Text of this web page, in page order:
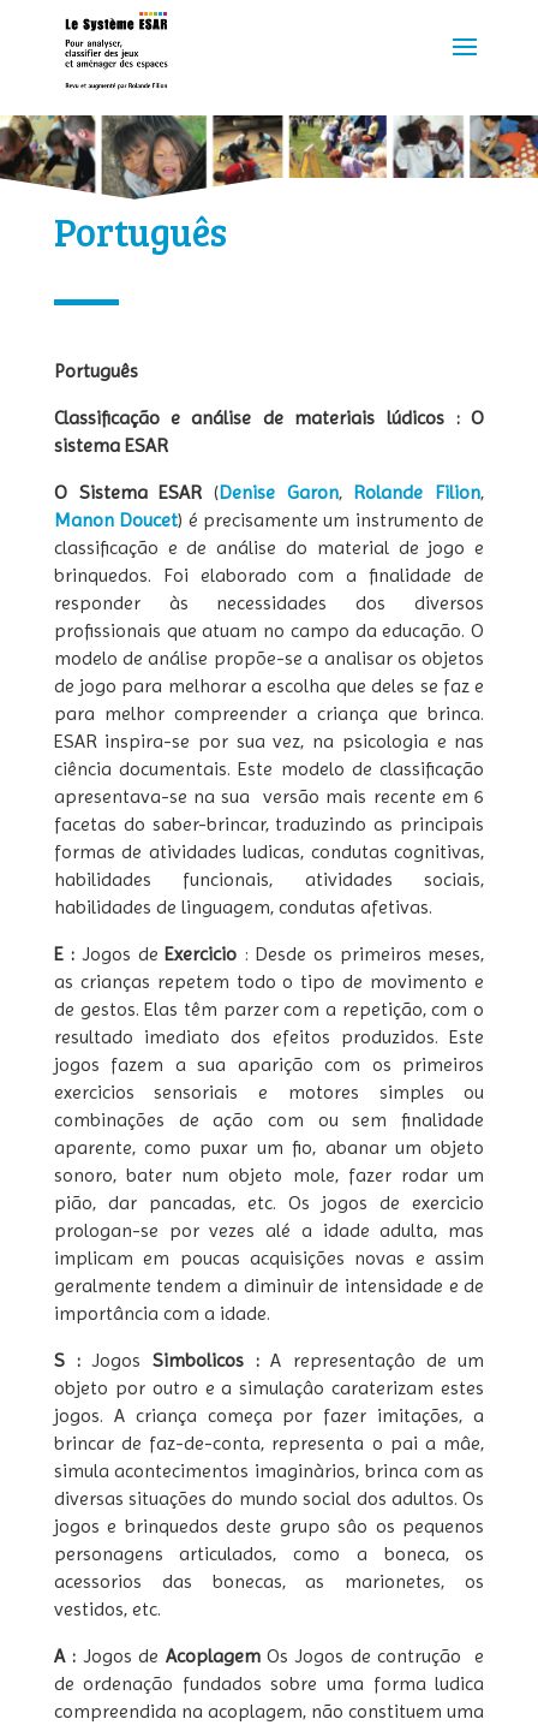
Português
Português
Classificação e análise de materiais lúdicos : O
sistema ESAR
O Sistema ESAR (Denise Garon, Rolande Filion,
Manon Doucet) é precisamente um instrumento de
classificação e de análise do material de jogo e
brinquedos. Foi elaborado com a finalidade de
responder às necessidades dos diversos
profissionais que atuam no campo da educação. O
modelo de análise propõe-se a analisar os objetos
de jogo para melhorar a escolha que deles se faz e
para melhor compreender a criança que brinca.
ESAR inspira-se por sua vez, na psicologia e nas
ciência documentais. Este modelo de classificação
apresentava-se na sua versão mais recente em 6
facetas do saber-brincar, traduzindo as principais
formas de atividades ludicas, condutas cognitivas,
habilidades funcionais, atividades sociais,
habilidades de linguagem, condutas afetivas.
E : Jogos deExercicio : Desde os primeiros meses,
as crianças repetem todo o tipo de movimento e
de gestos. Elas têm parzer com a repetição, com o
resultado imediato dos efeitos produzidos. Este
jogos fazem a sua aparição com os primeiros
exercicios sensoriais e motores simples ou
combinações de ação com ou sem finalidade
aparente, como puxar um fio, abanar um objeto
sonoro, bater num objeto mole, fazer rodar um
pião, dar pancadas, etc. Os jogos de exercicio
prologan-se por vezes alé a idade adulta, mas
implicam em poucas acquisições novas e assim
geralmente tendem a diminuir de intensidade e de
importância com a idade.
S :Jogos Simbolicos : A representaçâo de um
objeto por outro e a simulaçâo caraterizam estes
jogos. A criança começa por fazer imitações, a
brincar de faz-de-conta, representa o pai a mâe,
simula acontecimentos imaginàrios, brinca com as
diversas situações do mundo social dos adultos. Os
jogos e brinquedos deste grupo sâo os pequenos
personagens articulados, como a boneca, os
acessorios das bonecas, as marionetes, os
vestidos, etc.
A : Jogos de AcoplagemOs Jogos de contrução e
de ordenação fundados sobre uma forma ludica
compreendida na acoplagem, não constituem uma